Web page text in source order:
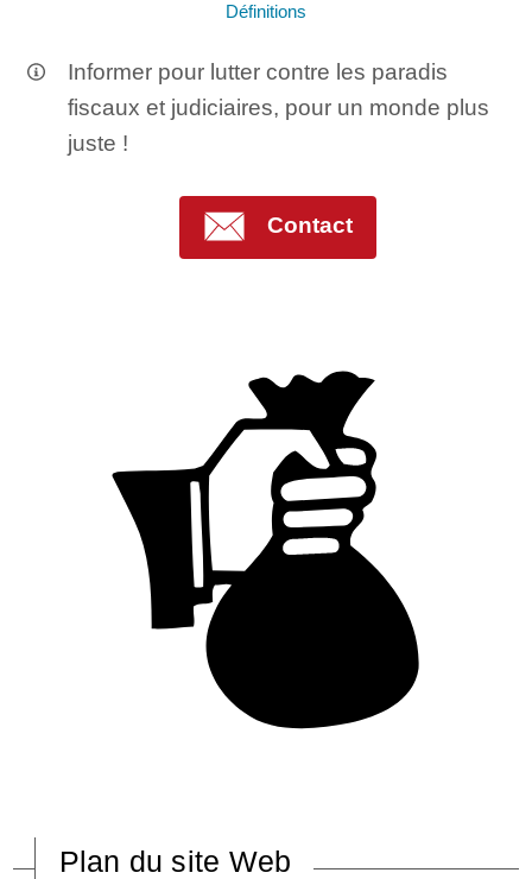
Définitions
Informer pour lutter contre les paradis
fiscaux et judiciaires, pour un monde plus
juste !
Contact
Plan du site Web